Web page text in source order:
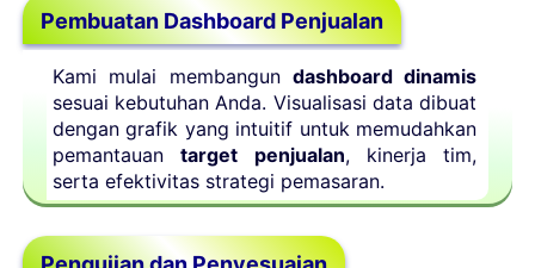
Pembuatan Dashboard Penjualan
Kami mulai membangun dashboard dinamis
sesuai kebutuhan Anda. Visualisasi data dibuat
dengan grafik yang intuitif untuk memudahkan
pemantauantarget penjualan, kinerja tim,
serta efektivitas strategi pemasaran.